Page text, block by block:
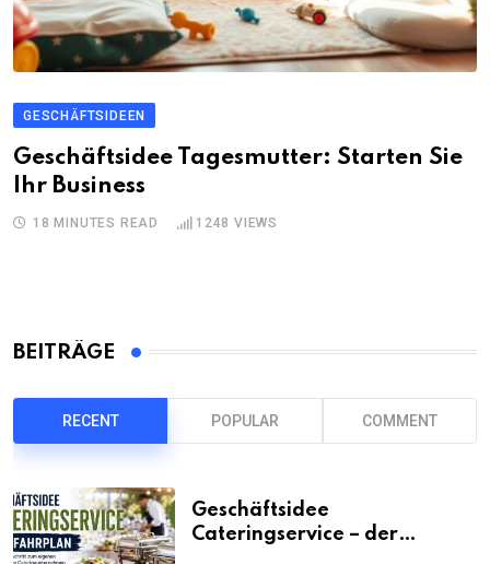
GESCHÄFTSIDEEN
Geschäftsidee Tagesmutter: Starten Sie
Ihr Business
18 MINUTES READ 1248 VIEWS
BEITRÄGE
RECENT POPULAR COMMENT
Geschäftsidee
Cateringservice – der